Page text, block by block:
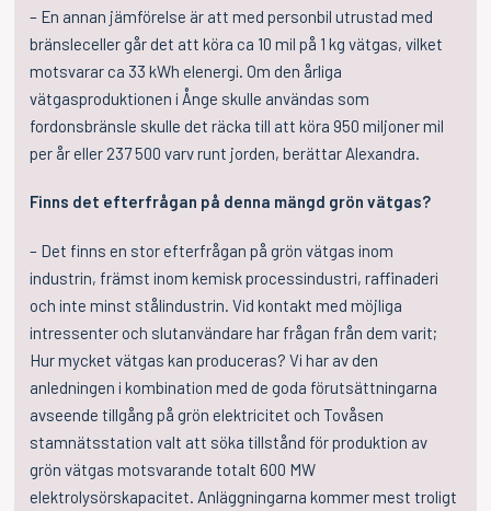
– En annan jämförelse är att med personbil utrustad med
bränsleceller går det att köra ca 10 mil på 1 kg vätgas, vilket
motsvarar ca 33 kWh elenergi. Om den årliga
vätgasproduktionen i Ånge skulle användas som
fordonsbränsle skulle det räcka till att köra 950 miljoner mil
per år eller 237 500 varv runt jorden, berättar Alexandra.
Finns det efterfrågan på denna mängd grön vätgas?
– Det finns en stor efterfrågan på grön vätgas inom
industrin, främst inom kemisk processindustri, raffinaderi
och inte minst stålindustrin. Vid kontakt med möjliga
intressenter och slutanvändare har frågan från dem varit;
Hur mycket vätgas kan produceras? Vi har av den
anledningen i kombination med de goda förutsättningarna
avseende tillgång på grön elektricitet och Tovåsen
stamnätsstation valt att söka tillstånd för produktion av
grön vätgas motsvarande totalt 600 MW
elektrolysörskapacitet. Anläggningarna kommer mest troligt